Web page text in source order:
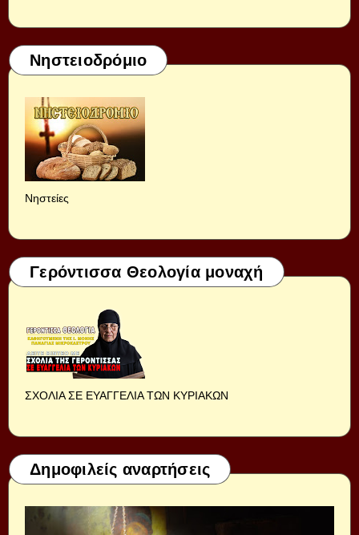
Νηστειοδρόμιο
Νηστείες
Γερόντισσα Θεολογία μοναχή
ΣΧΟΛΙΑ ΣΕ ΕΥΑΓΓΕΛΙΑ ΤΩΝ ΚΥΡΙΑΚΩΝ
Δημοφιλείς αναρτήσεις